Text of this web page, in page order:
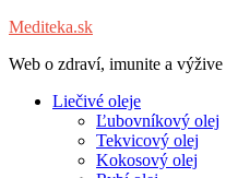
Mediteka.sk
Web o zdraví, imunite a výžive
Liečivé oleje
Ľubovníkový olej
Tekvicový olej
Kokosový olej